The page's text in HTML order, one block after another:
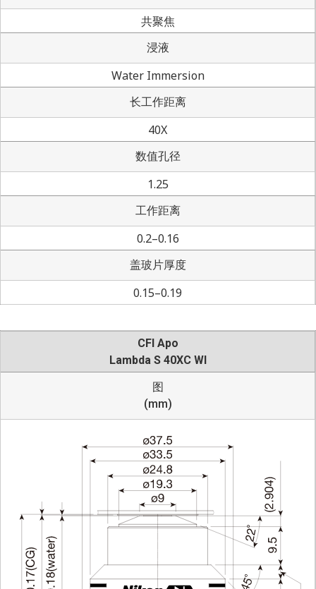
共聚焦
浸液
Water Immersion
长工作距离
40X
数值孔径
1.25
工作距离
0.2–0.16
盖玻片厚度
0.15–0.19
CFI Apo
Lambda S 40XC WI
图
(mm)